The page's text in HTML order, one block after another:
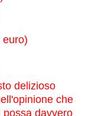
delizioso
che
possa davvero